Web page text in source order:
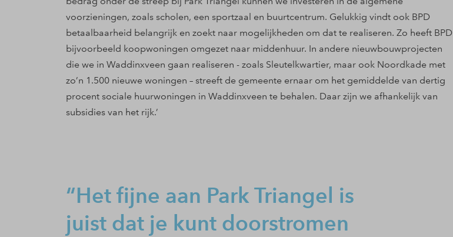
voorzieningen, zoals scholen, een sportzaal en buurtcentrum. Gelukkig vindt ook BPD
betaalbaarheid belangrijk en zoekt naar mogelijkheden om dat te realiseren. Zo heeft BPD
bijvoorbeeld koopwoningen omgezet naar middenhuur. In andere nieuwbouwprojecten
die we in Waddinxveen gaan realiseren - zoals Sleutelkwartier, maar ook Noordkade met
zo’n 1.500 nieuwe woningen – streeft de gemeente ernaar om het gemiddelde van dertig
procent sociale huurwoningen in Waddinxveen te behalen. Daar zijn we afhankelijk van
subsidies van het rijk.’
Het fijne aan Park Triangel is
juist dat je kunt doorstromen